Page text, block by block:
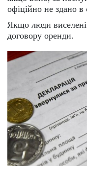
офіційно не здано в
Якщо люди
договору оренди.